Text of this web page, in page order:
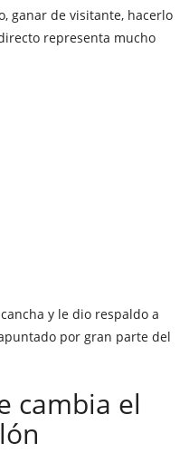
ganar de visitante, hacerlo
representa mucho
y le dio respaldo a
por gran parte del
cambia el